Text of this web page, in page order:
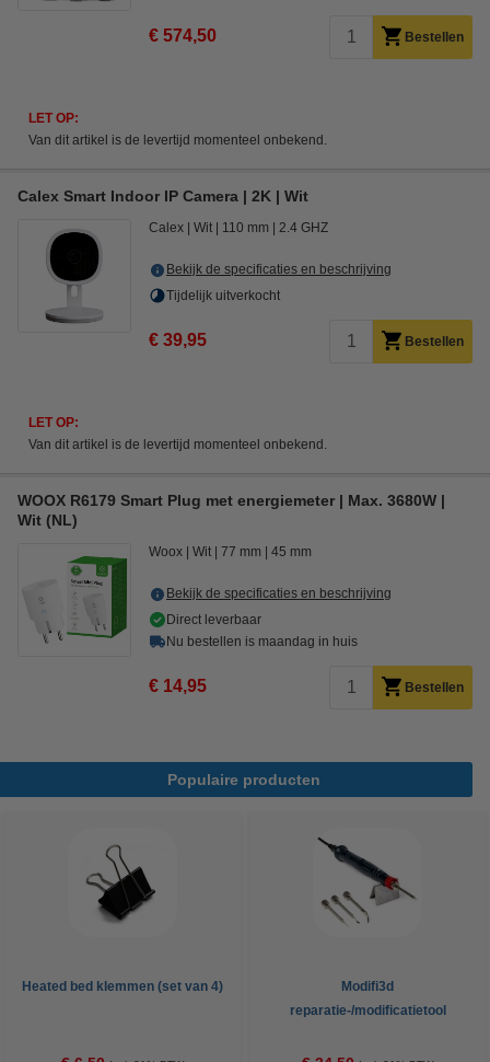
€ 574,50 Bestellen
LET OP:
Van dit artikel is de levertijd momenteel onbekend.
Calex Smart Indoor IP Camera | 2K | Wit
Calex Wit 110 mm 2.4 GHZ
Bekijk de specificaties en beschrijving
Tijdelijk uitverkocht
€ 39,95 Bestellen
LET OP:
Van dit artikel is de levertijd momenteel onbekend.
WOOX R6179 Smart Plug met energiemeter | Max. 3680W |
Wit (NL)
Woox Wit 77 mm 45 mm
Bekijk de specificaties en beschrijving
Direct leverbaar
Nu bestellen is maandag in huis
€ 14,95 Bestellen
Populaire producten
Heated bed klemmen (set van 4)
Modifi3d
reparatie-/modificatietool